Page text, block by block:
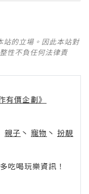
站的立場。因此本站對
性不負任何法律責
有價企劃》
親子 丶 寵物 丶 扮靚
吃喝玩樂資訊！